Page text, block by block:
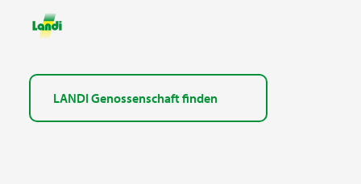
LANDI Genossenschaft finden